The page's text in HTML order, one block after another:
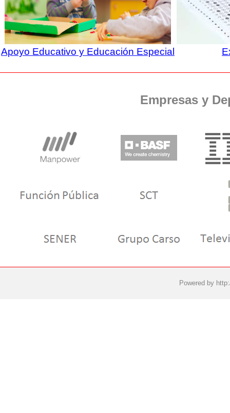
Apoyo Educativo y Educación Especial
Empresas y
Powered by